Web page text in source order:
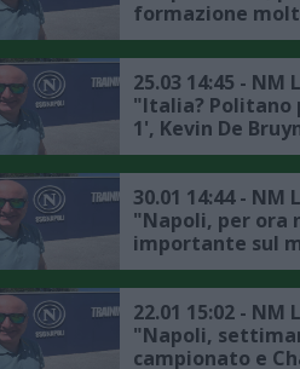
formazione
vista a Parma,
che il club
l’assetto
25.03 14:45 - NM
"Italia? Politano
1', Kevin De
ultime sul
prossimo
30.01 14:44 - NM
"Napoli, per ora
importante sul
ultime sugli
22.01 15:02 - NM
"Napoli,
campionato e